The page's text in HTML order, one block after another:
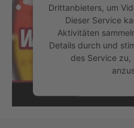
Drittanbieters, um
Dieser Service
Aktivitäten
Details durch und
des Service zu,
Mehr